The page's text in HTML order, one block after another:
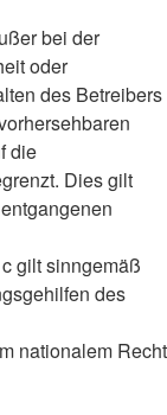
bei der
oder
des Betreibers
die
Dies gilt
gilt sinngemäß
des
nationalem Recht